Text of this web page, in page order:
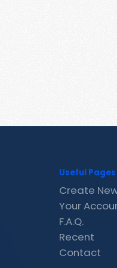
Useful Pages
Create
Your
F.A.Q.
Recent
Contact